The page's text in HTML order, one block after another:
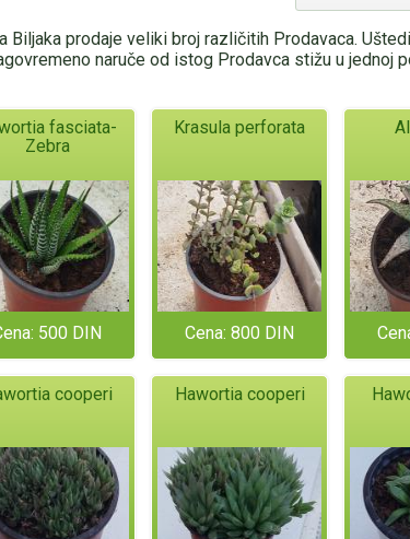
Biljaka prodaje veliki broj različitih Prodavaca.
naruče od istog Prodavca stižu u jednoj
fasciata-
Zebra
500 DIN
Krasula perforata
Cena: 800 DIN
cooperi Hawortia cooperi